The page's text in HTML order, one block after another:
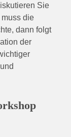
Sie
die
dann folgt
der